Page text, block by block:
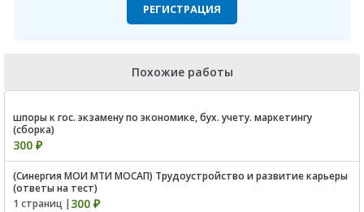
РЕГИСТРАЦИЯ
Похожие работы
шпоры к гос. экзамену по экономике, бух. учету. маркетингу
(сборка)
300 ₽
(Синергия МОИ МТИ МОСАП) Трудоустройство и развитие карьеры
(ответы на тест)
1 страниц | 300 ₽